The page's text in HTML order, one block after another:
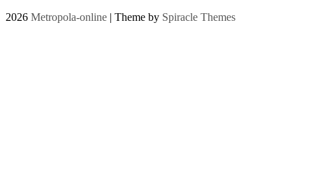
2026 Metropola-online | Theme by Spiracle Themes